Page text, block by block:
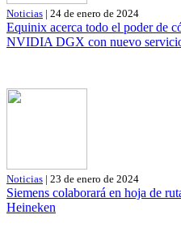
Noticias | 24 de enero de 2024
Equinix acerca todo el poder de
NVIDIA DGX con nuevo
Noticias | 23 de enero de 2024
Siemens colaborará en hoja de
Heineken